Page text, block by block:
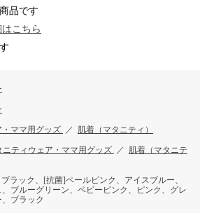
品です
こちら
ママ用グッズ ／ 肌着（マタニティ）
ニティウェア・ママ用グッズ ／ 肌着（マタニテ
ラック、[抗菌]ペールピンク、アイスブルー、
ブルーグリーン、ベビーピンク、ピンク、グレ
ブラック